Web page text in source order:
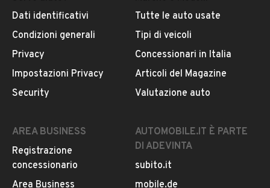
Dati identificativi
Condizioni generali
Privacy
Impostazioni Privacy
Security
Tutte le auto usate
Tipi di veicoli
Concessionari in Italia
Articoli del Magazine
Valutazione auto
AREA BUSINESS
Registrazione
concessionario
Area Business
AUTOMOBILE.IT È PARTE
DI ADEVINTA
subito.it
mobile.de